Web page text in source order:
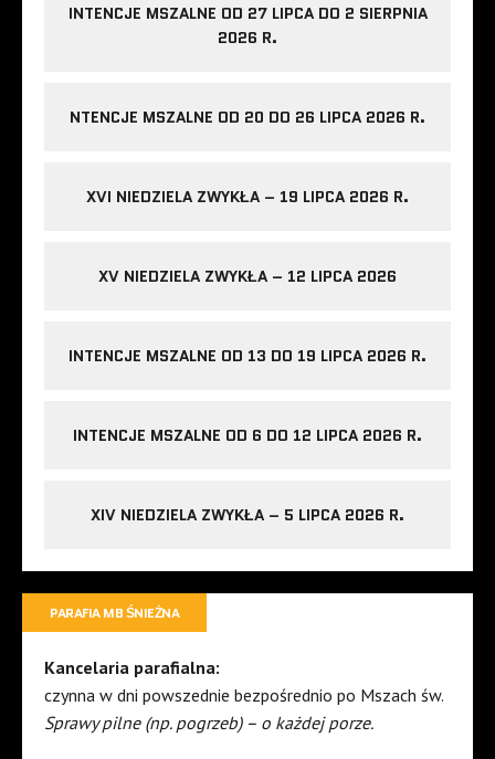
INTENCJE MSZALNE OD 27 LIPCA DO 2 SIERPNIA
2026 R.
NTENCJE MSZALNE OD 20 DO 26 LIPCA 2026 R.
XVI NIEDZIELA ZWYKŁA – 19 LIPCA 2026 R.
XV NIEDZIELA ZWYKŁA – 12 LIPCA 2026
INTENCJE MSZALNE OD 13 DO 19 LIPCA 2026 R.
INTENCJE MSZALNE OD 6 DO 12 LIPCA 2026 R.
XIV NIEDZIELA ZWYKŁA – 5 LIPCA 2026 R.
PARAFIA MB ŚNIEŻNA
Kancelaria parafialna:
czynna w dni powszednie bezpośrednio po Mszach św.
Sprawy pilne (np. pogrzeb) – o każdej porze.